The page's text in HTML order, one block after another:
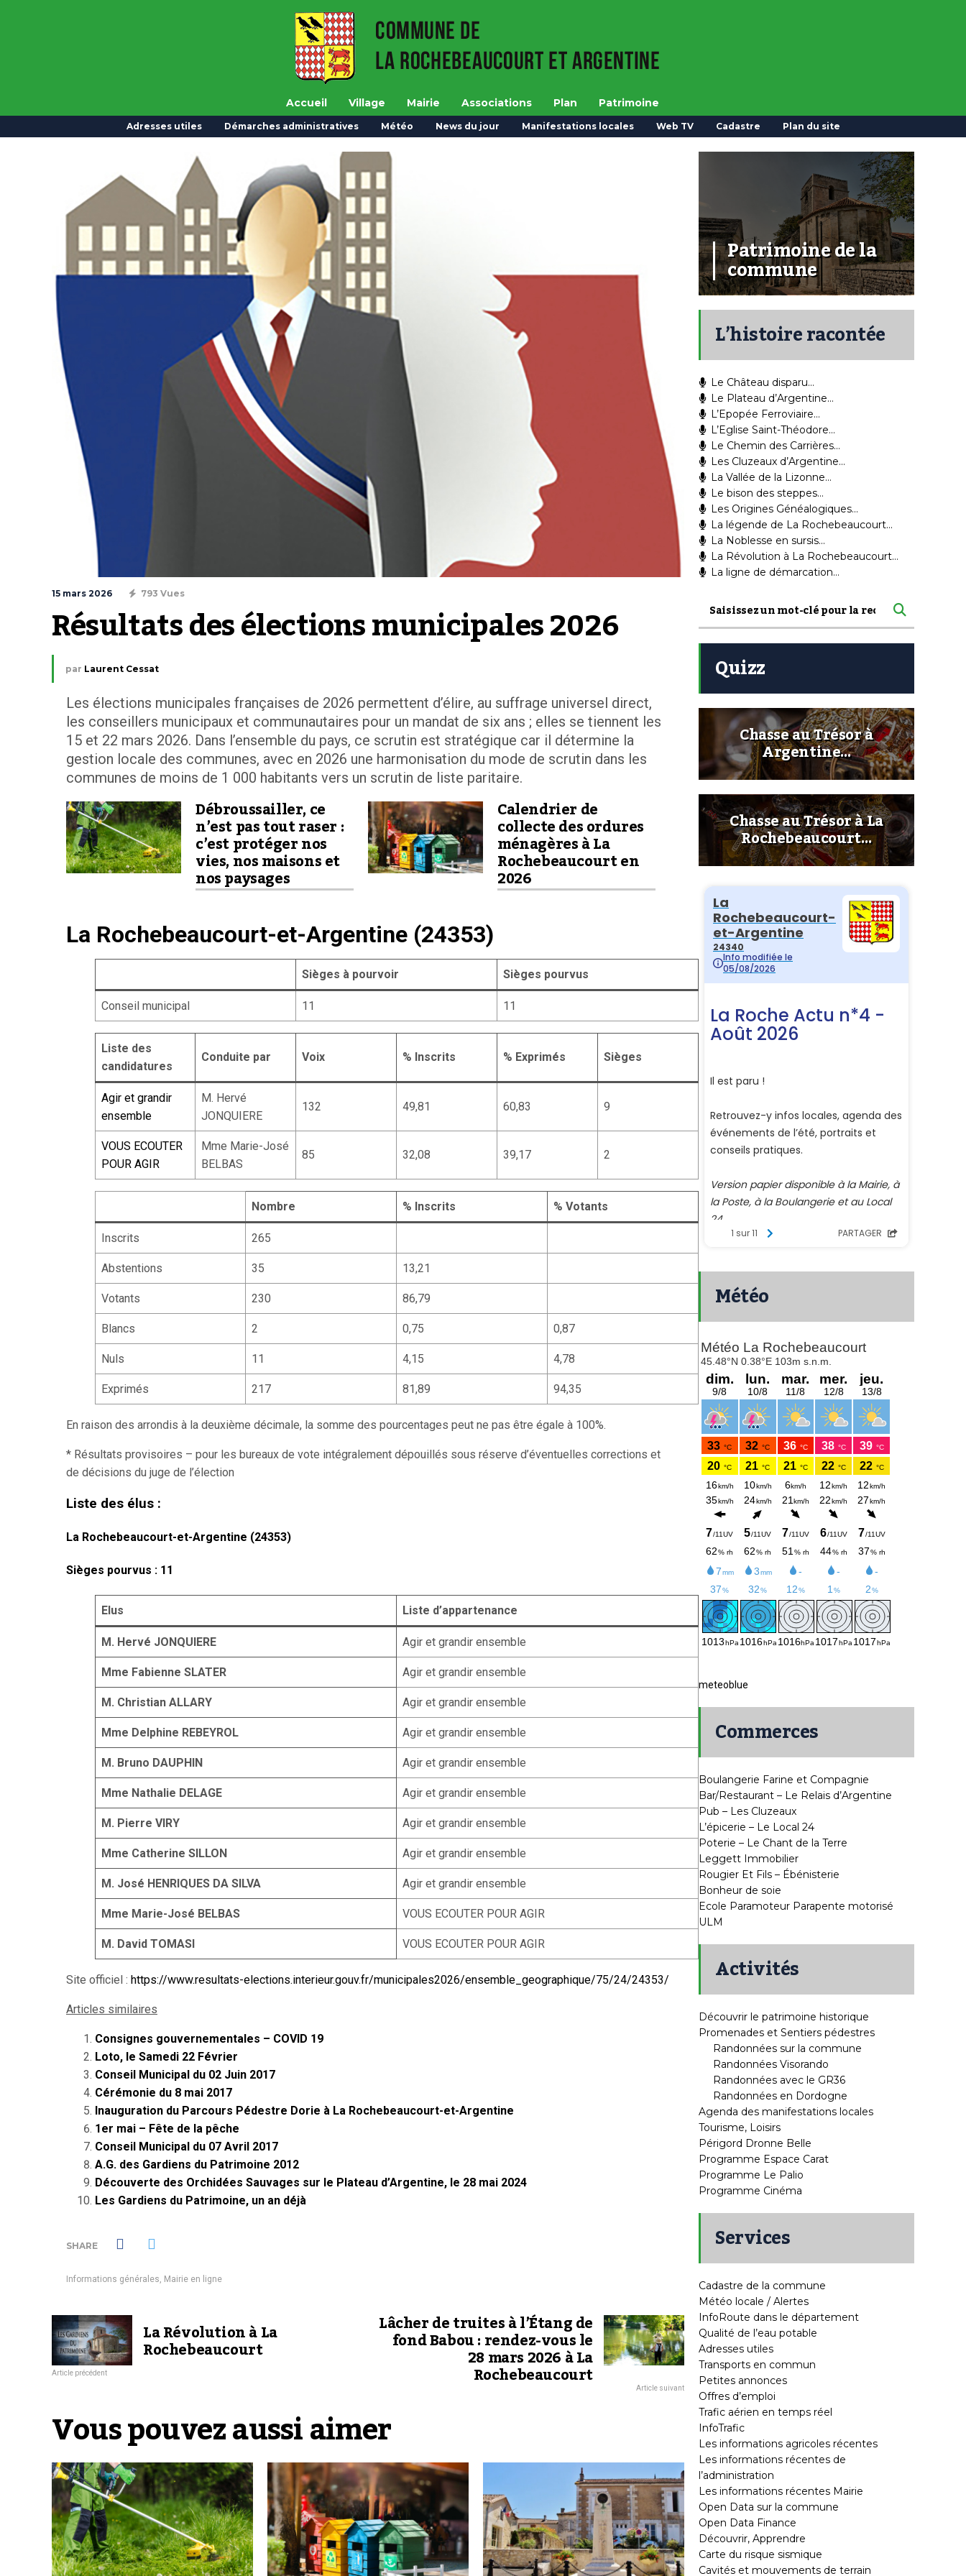
Accueil Village Mairie Associations Plan Patrimoine
Adresses utiles Démarches administratives Météo News du jour Manifestations locales Web TV Cadastre Plan du site
15 mars 2026 793 Vues
Résultats des élections municipales 2026
par Laurent Cessat
Les élections municipales françaises de 2026 permettent d’élire, au suffrage universel direct,
les conseillers municipaux et communautaires pour un mandat de six ans ; elles se tiennent les
15 et 22 mars 2026. Dans l’ensemble du pays, ce scrutin est stratégique car il détermine la
gestion locale des communes, avec en 2026 une harmonisation du mode de scrutin dans les
communes de moins de 1 000 habitants vers un scrutin de liste paritaire.
Débroussailler, ce
n’est pas tout raser :
c’est protéger nos
vies, nos maisons et
nos paysages
Calendrier de
collecte des ordures
ménagères à La
Rochebeaucourt en
2026
La Rochebeaucourt-et-Argentine (24353)
Sièges à pourvoir Sièges pourvus
Conseil municipal 11 11
Liste des
candidatures
Conduite par Voix % Inscrits % Exprimés Sièges
Agir et grandir
ensemble
M. Hervé
JONQUIERE
132 49,81 60,83 9
VOUS ECOUTER
POUR AGIR
Mme Marie-José
BELBAS
85 32,08 39,17 2
Nombre % Inscrits % Votants
Inscrits 265
Abstentions 35 13,21
Votants 230 86,79
Blancs 2 0,75 0,87
Nuls 11 4,15 4,78
Exprimés 217 81,89 94,35
En raison des arrondis à la deuxième décimale, la somme des pourcentages peut ne pas être égale à 100%.
* Résultats provisoires – pour les bureaux de vote intégralement dépouillés sous réserve d’éventuelles corrections et
de décisions du juge de l’élection
Liste des élus :
La Rochebeaucourt-et-Argentine (24353)
Sièges pourvus : 11
Elus Liste d’appartenance
M. Hervé JONQUIERE Agir et grandir ensemble
Mme Fabienne SLATER Agir et grandir ensemble
M. Christian ALLARY Agir et grandir ensemble
Mme Delphine REBEYROL Agir et grandir ensemble
M. Bruno DAUPHIN Agir et grandir ensemble
Mme Nathalie DELAGE Agir et grandir ensemble
M. Pierre VIRY Agir et grandir ensemble
Mme Catherine SILLON Agir et grandir ensemble
M. José HENRIQUES DA SILVA Agir et grandir ensemble
Mme Marie-José BELBAS VOUS ECOUTER POUR AGIR
M. David TOMASI VOUS ECOUTER POUR AGIR
Site officiel : https://www.resultats-elections.interieur.gouv.fr/municipales2026/ensemble_geographique/75/24/24353/
Articles similaires
Consignes gouvernementales – COVID 19
Loto, le Samedi 22 Février
Conseil Municipal du 02 Juin 2017
Cérémonie du 8 mai 2017
Inauguration du Parcours Pédestre Dorie à La Rochebeaucourt-et-Argentine
1er mai – Fête de la pêche
Conseil Municipal du 07 Avril 2017
A.G. des Gardiens du Patrimoine 2012
Découverte des Orchidées Sauvages sur le Plateau d’Argentine, le 28 mai 2024
Les Gardiens du Patrimoine, un an déjà
SHARE
Informations générales Mairie en ligne
La Révolution à La
Rochebeaucourt
Article précédent
Lâcher de truites à l’Étang de
fond Babou : rendez-vous le
28 mars 2026 à La
Rochebeaucourt Article suivant
Vous pouvez aussi aimer
Patrimoine de la
commune
L’histoire racontée
Le Château disparu…
Le Plateau d’Argentine…
L’Epopée Ferroviaire…
L’Eglise Saint-Théodore…
Le Chemin des Carrières…
Les Cluzeaux d’Argentine…
La Vallée de la Lizonne…
Le bison des steppes…
Les Origines Généalogiques…
La légende de La Rochebeaucourt…
La Noblesse en sursis…
La Révolution à La Rochebeaucourt…
La ligne de démarcation…
Quizz
Chasse au Trésor à
Argentine…
Chasse au Trésor à La
Rochebeaucourt…
Météo
meteoblue
Commerces
Boulangerie Farine et Compagnie
Bar/Restaurant – Le Relais d’Argentine
Pub – Les Cluzeaux
L’épicerie – Le Local 24
Poterie – Le Chant de la Terre
Leggett Immobilier
Rougier Et Fils – Ébénisterie
Bonheur de soie
Ecole Paramoteur Parapente motorisé
ULM
Activités
Découvrir le patrimoine historique
Promenades et Sentiers pédestres
Randonnées sur la commune
Randonnées Visorando
Randonnées avec le GR36
Randonnées en Dordogne
Agenda des manifestations locales
Tourisme, Loisirs
Périgord Dronne Belle
Programme Espace Carat
Programme Le Palio
Programme Cinéma
Services
Cadastre de la commune
Météo locale / Alertes
InfoRoute dans le département
Qualité de l’eau potable
Adresses utiles
Transports en commun
Petites annonces
Offres d’emploi
Trafic aérien en temps réel
InfoTrafic
Les informations agricoles récentes
Les informations récentes de
l’administration
Les informations récentes Mairie
Open Data sur la commune
Open Data Finance
Découvrir, Apprendre
Carte du risque sismique
Cavités et mouvements de terrain